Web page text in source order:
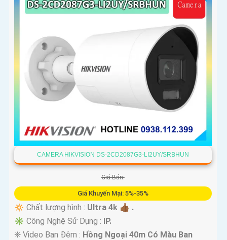
CAMERA HIKVISION DS-2CD2087G3-LI2UY/SRBHUN
Giá Bán:
Giá Khuyến Mại: 5%-35%
🔅 Chất lượng hình : Ultra 4k 👍🏾 .
✳️ Công Nghệ Sử Dụng : IP.
❈ Video Ban Đêm : Hồng Ngoại 40m Có Màu Ban